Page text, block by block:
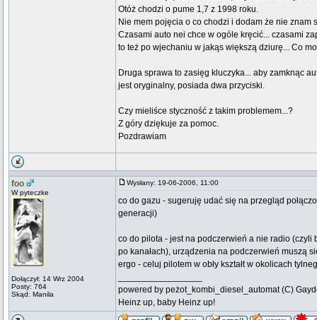
Otóż chodzi o pume 1,7 z 1998 roku.
Nie mem pojęcia o co chodzi i dodam że nie znam
Czasami auto nei chce w ogóle kręcić... czasami
to też po wjechaniu w jakąs większą dziurę... Co
Druga sprawa to zasięg kluczyka... aby zamknąc
jest oryginalny, posiada dwa przyciski.
Czy mieliśce styczność z takim problemem...?
Z góry dziękuje za pomoc.
Pozdrawiam
foo
W pyteczke
Dołączył: 14 Wrz 2004
Posty: 764
Skąd: Manila
Wysłany: 19-06-2006, 11:00
co do gazu - sugeruję udać się na przegląd
generacji)
co do pilota - jest na podczerwień a nie radio
po kanałach), urządzenia na podczerwień muszą
ergo - celuj pilotem w obły kształt w okolicach
powered by peżot_kombi_diesel_automat (C)
Heinz up, baby Heinz up!